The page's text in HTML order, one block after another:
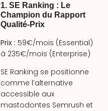
1. SE Ranking : Le
Champion du Rapport
Qualité-Prix
Prix : 59€/mois (Essential)
à 235€/mois (Enterprise)
SE Ranking se positionne
comme l’alternative
accessible aux
mastodontes Semrush et